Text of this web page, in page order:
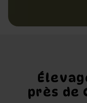
près de